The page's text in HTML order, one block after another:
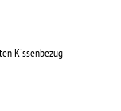
Kissenbezug